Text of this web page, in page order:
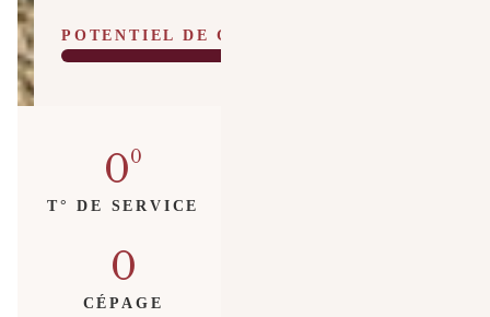
POTENTIEL DE GARDE : 2 ANS
0
T° DE SERVICE
0
CÉPAGE